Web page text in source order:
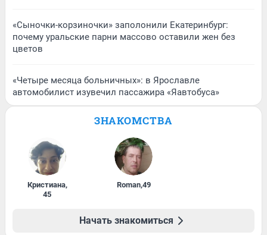
«Сыночки-корзиночки» заполонили Екатеринбург:
почему уральские парни массово оставили жен без
цветов
«Четыре месяца больничных»: в Ярославле
автомобилист изувечил пассажира «Яавтобуса»
ЗНАКОМСТВА
Кристиана,
45
Roman,49
Начать знакомиться